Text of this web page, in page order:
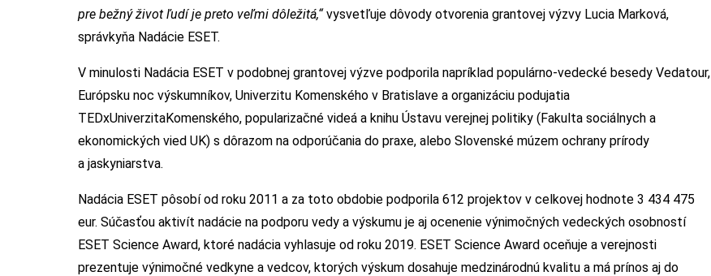
pre bežný život ľudí je preto veľmi dôležitá,“vysvetľuje dôvody otvorenia grantovej výzvy Lucia Marková,
správkyňa Nadácie ESET.
V minulosti Nadácia ESET v podobnej grantovej výzve podporila napríklad populárno-vedecké besedy Vedatour,
Európsku noc výskumníkov, Univerzitu Komenského v Bratislave a organizáciu podujatia
TEDxUniverzitaKomenského, popularizačné videá a knihu Ústavu verejnej politiky (Fakulta sociálnych a
ekonomických vied UK) s dôrazom na odporúčania do praxe, alebo Slovenské múzem ochrany prírody
a jaskyniarstva.
Nadácia ESET pôsobí od roku 2011 a za toto obdobie podporila 612 projektov v celkovej hodnote 3 434 475
eur. Súčasťou aktivít nadácie na podporu vedy a výskumu je aj ocenenie výnimočných vedeckých osobností
ESET Science Award, ktoré nadácia vyhlasuje od roku 2019. ESET Science Award oceňuje a verejnosti
prezentuje výnimočné vedkyne a vedcov, ktorých výskum dosahuje medzinárodnú kvalitu a má prínos aj do